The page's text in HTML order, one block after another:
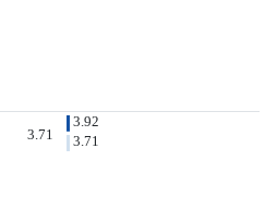
3.71
3.92
3.71